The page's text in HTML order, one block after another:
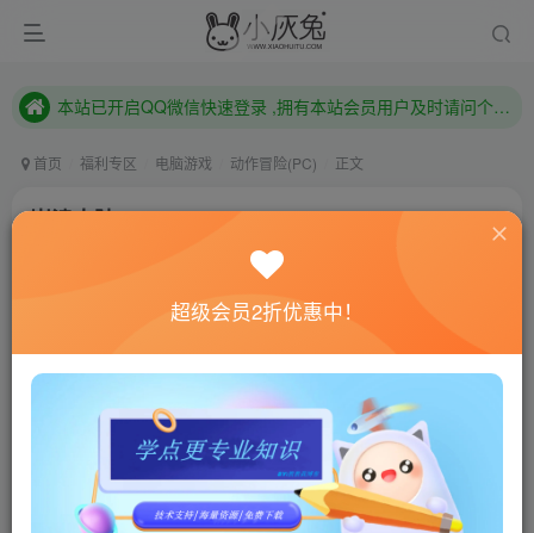
本站已开启QQ微信快速登录 ,拥有本站会员用户及时请问个人中心绑定！
本站已开启QQ微信快速登录 ,拥有本站会员用户及时请问个人中心绑定！
首页 福利专区 电脑游戏 动作冒险(PC) 正文
崩溃大陆/Crashlands
联网教程： 内附教程
单机教程： 内附教程
不懂的话联系客服！！！
本站的资源转载自国内外各大媒体和网络，仅供试玩体
验。如果您喜欢该游戏内容，请支持正版 →→→正版购买
游戏介绍
超级会员2折优惠中！